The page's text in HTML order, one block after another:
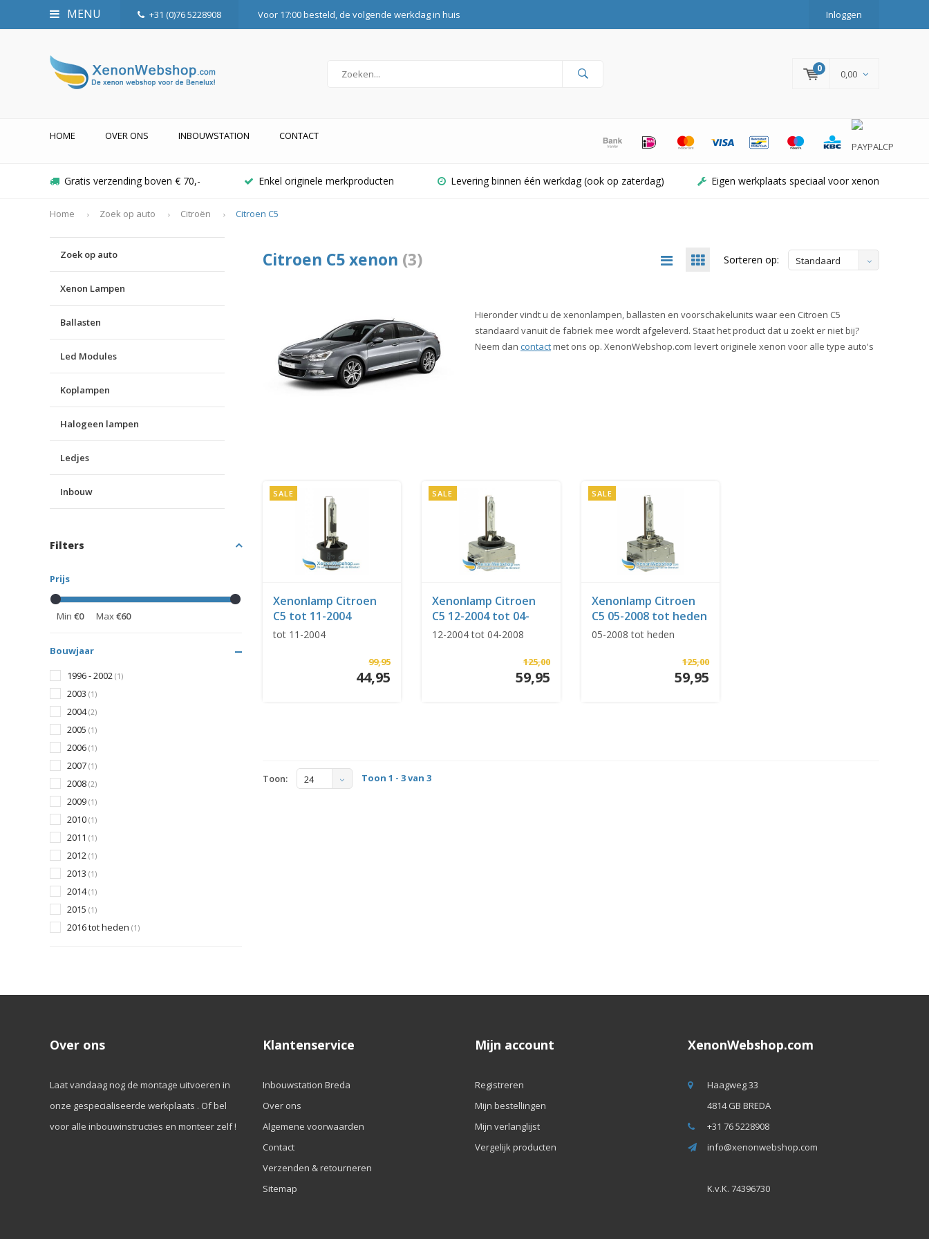
MENU +31 (0)76 5228908 Voor 17:00 besteld, de volgende werkdag in huis Inloggen
0 0,00
HOME OVER ONS INBOUWSTATION CONTACT
Gratis verzending boven € 70,- Enkel originele merkproducten Levering binnen één werkdag (ook op zaterdag) Eigen werkplaats speciaal voor xenon
Home Zoek op auto Citroën Citroen C5
Zoek op auto
Xenon Lampen
Ballasten
Led Modules
Koplampen
Halogeen lampen
Ledjes
Inbouw
Filters
Prijs
Min €0 Max €60
Bouwjaar
1996 - 2002 (1)
2003 (1)
2004(2)
2005 (1)
2006 (1)
2007 (1)
2008 (2)
2009 (1)
2010 (1)
2011 (1)
2012 (1)
2013 (1)
2014(1)
2015 (1)
2016 tot heden (1)
Citroen C5 xenon (3) Sorteren op: Standaard
Hieronder vindt u de xenonlampen, ballasten en voorschakelunits waar een Citroen C5
standaard vanuit de fabriek mee wordt afgeleverd. Staat het product dat u zoekt er niet bij?
Neem dan contactmet ons op. XenonWebshop.com levert originele xenon voor alle type auto's
SALE
Xenonlamp Citroen
C5 tot 11-2004
tot 11-2004
99,95
44,95
SALE
Xenonlamp Citroen
C5 12-2004 tot 04-
2008
12-2004 tot 04-2008
125,00
59,95
SALE
Xenonlamp Citroen
C5 05-2008 tot heden
(X7)
05-2008 tot heden
125,00
59,95
Toon: 24 Toon 1 - 3 van 3
Over ons
Laat vandaag nog de montage uitvoeren in
onze gespecialiseerde werkplaats . Of bel
voor alle inbouwinstructies en monteer zelf !
Klantenservice
Inbouwstation Breda
Over ons
Algemene voorwaarden
Contact
Verzenden & retourneren
Sitemap
Mijn account
Registreren
Mijn bestellingen
Mijn verlanglijst
Vergelijk producten
XenonWebshop.com
Haagweg 33
4814 GB BREDA
+31 76 5228908
info@xenonwebshop.com
K.v.K. 74396730